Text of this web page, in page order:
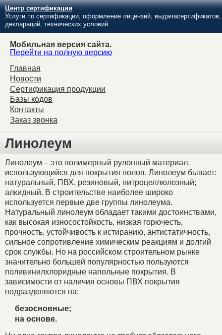
Центр сертификации
Услуги по сертификации, оформление лицензий, выдачасертификатов,
деклараций, технических условий
Мобильная версия сайта.
Перейти на полную версию
Главная
Новости
Сертификация продукции
Базы кодов
Контакты
Заказ звонка
Линолеум
Линолеум – это полимерный рулонный материал,
использующийся для покрытия полов. Линолеум бывает:
натуральный, ПВХ, резиновый, нитроцеллюлозный;
алкидный. В строительстве наиболее широко
используется первые две группы линолеума.
Натуральный линолеум обладает такими достоинствами,
как высокая износостойкость, низкая горючесть,
прочность, устойчивость к истиранию, антистатичность,
сильное сопротивление химическим реакциям и долгий
срок службы. Но на российском строительном рынке
значительно большей популярностью пользуются
поливинилхлоридные напольные покрытия. В
зависимости от наличия основы ПВХ покрытия
подразделяются на:
безосновные;
на основе.